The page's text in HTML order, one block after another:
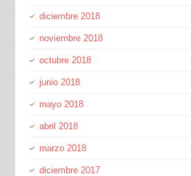
diciembre 2018
noviembre 2018
octubre 2018
junio 2018
mayo 2018
abril 2018
marzo 2018
diciembre 2017